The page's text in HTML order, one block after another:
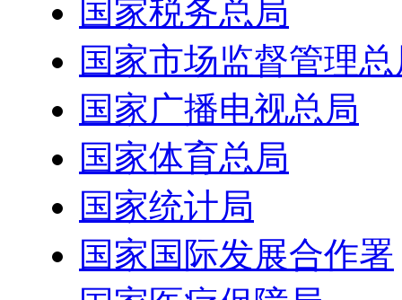
国家税务总局
国家市场监督管理
国家广播电视总局
国家体育总局
国家统计局
国家国际发展合作署